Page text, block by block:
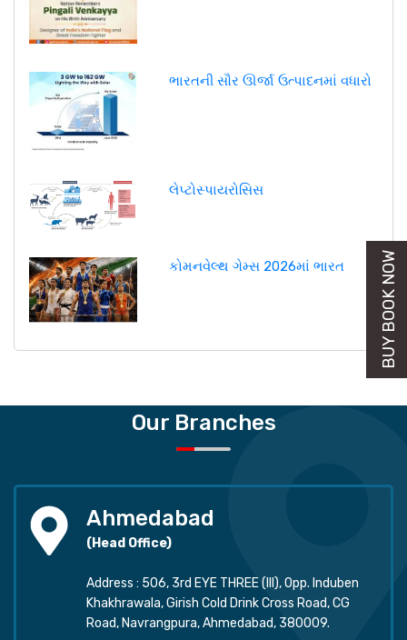
ભારતની સૌર ઊર્જા ઉત્પાદનમાં વધારો
લેપ્ટોસ્પાયરોસિસ
કોમનવેલ્થ ગેમ્સ 2026માં ભારત
Our Branches
Ahmedabad
(Head Office)
Address : 506, 3rd EYE THREE (III), Opp. Induben
Khakhrawala, Girish Cold Drink Cross Road, CG
Road, Navrangpura, Ahmedabad, 380009.
BUY BOOK NOW